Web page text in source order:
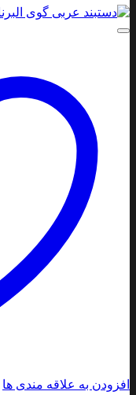
افزودن به علاقه مندی ها